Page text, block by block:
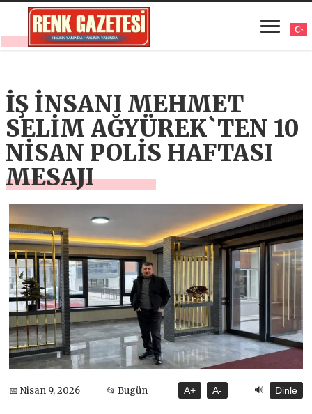
İŞ İNSANI MEHMET
SELİM AĞYÜREK`TEN 10
NİSAN POLİS HAFTASI
MESAJI
📅 Nisan 9, 2026 📂 Bugün A+ A- 🔊 Dinle